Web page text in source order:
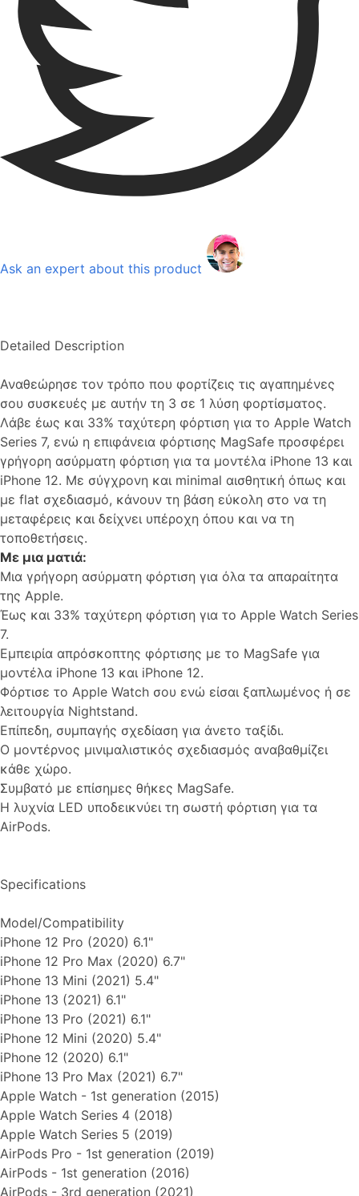
Ask an expert about this product
Detailed Description
Αναθεώρησε τον τρόπο που φορτίζεις τις αγαπημένες
σου συσκευές με αυτήν τη 3 σε 1 λύση φορτίσματος.
Λάβε έως και 33% ταχύτερη φόρτιση για το Apple Watch
Series 7, ενώ η επιφάνεια φόρτισης MagSafe προσφέρει
γρήγορη ασύρματη φόρτιση για τα μοντέλα iPhone 13 και
iPhone 12. Με σύγχρονη και minimal αισθητική όπως και
με flat σχεδιασμό, κάνουν τη βάση εύκολη στο να τη
μεταφέρεις και δείχνει υπέροχη όπου και να τη
τοποθετήσεις.
Με μια ματιά:
Μια γρήγορη ασύρματη φόρτιση για όλα τα απαραίτητα
της Apple.
Έως και 33% ταχύτερη φόρτιση για το Apple Watch Series
7.
Εμπειρία απρόσκοπτης φόρτισης με το MagSafe για
μοντέλα iPhone 13 και iPhone 12.
Φόρτισε το Apple Watch σου ενώ είσαι ξαπλωμένος ή σε
λειτουργία Nightstand.
Επίπεδη, συμπαγής σχεδίαση για άνετο ταξίδι.
Ο μοντέρνος μινιμαλιστικός σχεδιασμός αναβαθμίζει
κάθε χώρο.
Συμβατό με επίσημες θήκες MagSafe.
Η λυχνία LED υποδεικνύει τη σωστή φόρτιση για τα
AirPods.
Specifications
Model/Compatibility
iPhone 12 Pro (2020) 6.1"
iPhone 12 Pro Max (2020) 6.7"
iPhone 13 Mini (2021) 5.4"
iPhone 13 (2021) 6.1"
iPhone 13 Pro (2021) 6.1"
iPhone 12 Mini (2020) 5.4"
iPhone 12 (2020) 6.1"
iPhone 13 Pro Max (2021) 6.7"
Apple Watch - 1st generation (2015)
Apple Watch Series 4 (2018)
Apple Watch Series 5 (2019)
AirPods Pro - 1st generation (2019)
AirPods - 1st generation (2016)
AirPods - 3rd generation (2021)